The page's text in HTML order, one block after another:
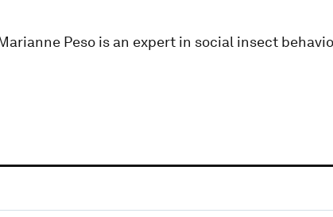
Peso is an expert in social insect